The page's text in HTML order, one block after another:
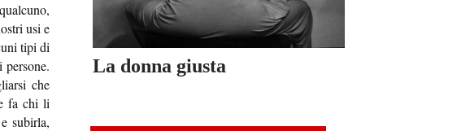
usi e
tipi di
che
fa chi li
subirla,
La donna giusta